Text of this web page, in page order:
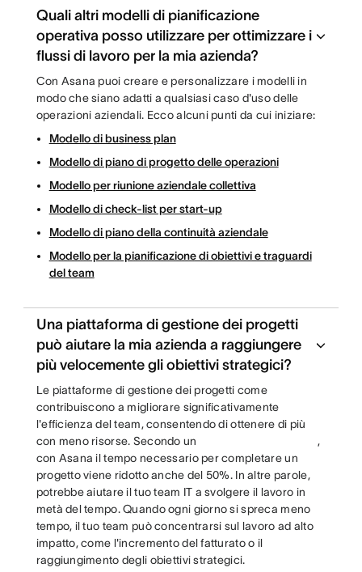
Quali altri modelli di pianificazione
operativa posso utilizzare per ottimizzare i
flussi di lavoro per la mia azienda?
Con Asana puoi creare e personalizzare i modelli in
modo che siano adatti a qualsiasi caso d'uso delle
operazioni aziendali. Ecco alcuni punti da cui iniziare:
Modello di business plan
Modello di piano di progetto delle operazioni
Modello per riunione aziendale collettiva
Modello di check-list per start-up
Modello di piano della continuità aziendale
Modello per la pianificazione di obiettivi e traguardi
del team
Una piattaforma di gestione dei progetti
può aiutare la mia azienda a raggiungere
più velocemente gli obiettivi strategici?
Le piattaforme di gestione dei progetti come
contribuiscono a migliorare significativamente
l'efficienza del team, consentendo di ottenere di più
con meno risorse. Secondo un
,
con Asana il tempo necessario per completare un
progetto viene ridotto anche del 50%. In altre parole,
potrebbe aiutare il tuo team IT a svolgere il lavoro in
metà del tempo. Quando ogni giorno si spreca meno
tempo, il tuo team può concentrarsi sul lavoro ad alto
impatto, come l'incremento del fatturato o il
raggiungimento degli obiettivi strategici.